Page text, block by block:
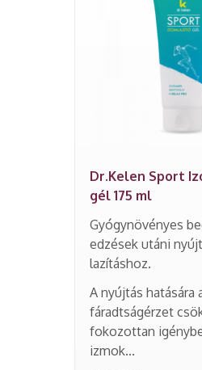
Dr.Kelen Sport
gél 175 ml
Gyógynövényes
edzések utáni
lazításhoz.
A nyújtás hatására
fáradtságérzet
fokozottan
izmok...